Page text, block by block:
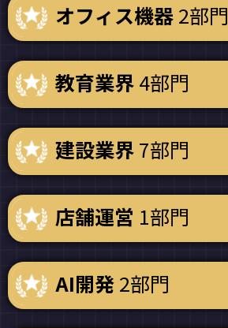
オフィス機器2部門
教育業界4部門
建設業界7部門
店舗運営 1部門
AI開発2部門